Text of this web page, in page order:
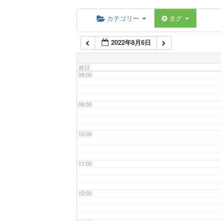
カテゴリー タグ
2022年8月6日
終日
07:00
08:00
09:00
10:00
11:00
12:00